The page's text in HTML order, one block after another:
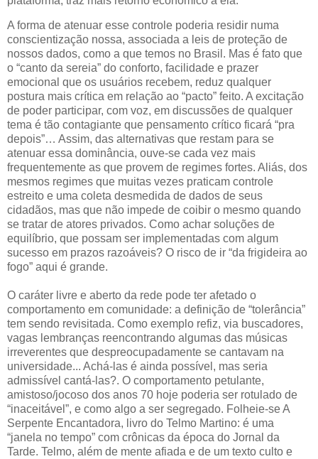
A forma de atenuar esse controle poderia residir numa
conscientização nossa, associada a leis de proteção de
nossos dados, como a que temos no Brasil. Mas é fato que
o “canto da sereia” do conforto, facilidade e prazer
emocional que os usuários recebem, reduz qualquer
postura mais crítica em relação ao “pacto” feito. A excitação
de poder participar, com voz, em discussões de qualquer
tema é tão contagiante que pensamento crítico ficará “pra
depois”… Assim, das alternativas que restam para se
atenuar essa dominância, ouve-se cada vez mais
frequentemente as que provem de regimes fortes. Aliás, dos
mesmos regimes que muitas vezes praticam controle
estreito e uma coleta desmedida de dados de seus
cidadãos, mas que não impede de coibir o mesmo quando
se tratar de atores privados. Como achar soluções de
equilíbrio, que possam ser implementadas com algum
sucesso em prazos razoáveis? O risco de ir “da frigideira ao
fogo” aqui é grande.
O caráter livre e aberto da rede pode ter afetado o
comportamento em comunidade: a definição de “tolerância”
tem sendo revisitada. Como exemplo refiz, via buscadores,
vagas lembranças reencontrando algumas das músicas
irreverentes que despreocupadamente se cantavam na
universidade... Achá-las é ainda possível, mas seria
admissível cantá-las?. O comportamento petulante,
amistoso/jocoso dos anos 70 hoje poderia ser rotulado de
“inaceitável”, e como algo a ser segregado. Folheie-se A
Serpente Encantadora, livro do Telmo Martino: é uma
“janela no tempo” com crônicas da época do Jornal da
Tarde. Telmo, além de mente afiada e de um texto culto e